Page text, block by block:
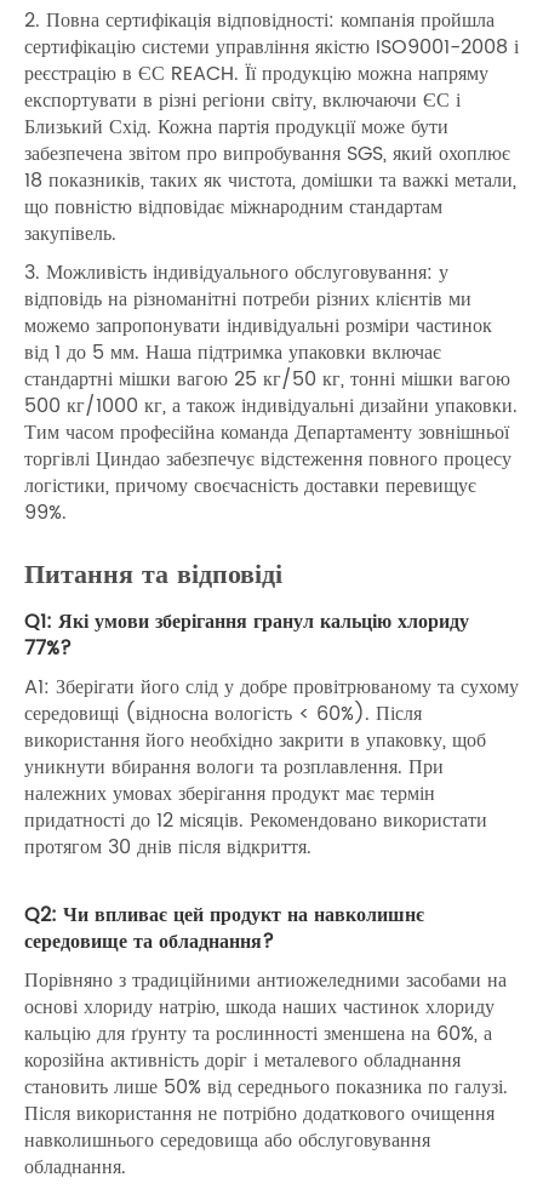
2. Повна сертифікація відповідності: компанія пройшла
сертифікацію системи управління якістю ISO9001-2008 і
реєстрацію в ЄС REACH. Її продукцію можна напряму
експортувати в різні регіони світу, включаючи ЄС і
Близький Схід. Кожна партія продукції може бути
забезпечена звітом про випробування SGS, який охоплює
18 показників, таких як чистота, домішки та важкі метали,
що повністю відповідає міжнародним стандартам
закупівель.
3. Можливість індивідуального обслуговування: у
відповідь на різноманітні потреби різних клієнтів ми
можемо запропонувати індивідуальні розміри частинок
від 1 до 5 мм. Наша підтримка упаковки включає
стандартні мішки вагою 25 кг/50 кг, тонні мішки вагою
500 кг/1000 кг, а також індивідуальні дизайни упаковки.
Тим часом професійна команда Департаменту зовнішньої
торгівлі Циндао забезпечує відстеження повного процесу
логістики, причому своєчасність доставки перевищує
99%.
Питання та відповіді
Q1: Які умови зберігання гранул кальцію хлориду
77%?
A1: Зберігати його слід у добре провітрюваному та сухому
середовищі (відносна вологість < 60%). Після
використання його необхідно закрити в упаковку, щоб
уникнути вбирання вологи та розплавлення. При
належних умовах зберігання продукт має термін
придатності до 12 місяців. Рекомендовано використати
протягом 30 днів після відкриття.
Q2: Чи впливає цей продукт на навколишнє
середовище та обладнання?
Порівняно з традиційними антиожеледними засобами на
основі хлориду натрію, шкода наших частинок хлориду
кальцію для ґрунту та рослинності зменшена на 60%, а
корозійна активність доріг і металевого обладнання
становить лише 50% від середнього показника по галузі.
Після використання не потрібно додаткового очищення
навколишнього середовища або обслуговування
обладнання.